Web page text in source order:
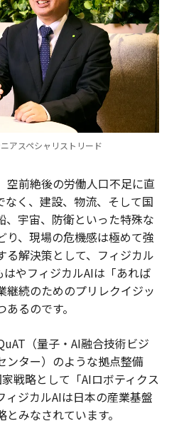
スペシャリストリード
空前絶後の労働人口不足に直
なく、建設、物流、そして国
、宇宙、防衛といった特殊な
り、現場の危機感は極めて強
る解決策として、フィジカル
やフィジカルAIは「あれば
継続のためのプリレクイジッ
るのです。
（量子・AI融合技術ビジ
ンター）のような拠点整備
戦略として「AIロボティクス
ジカルAIは日本の産業基盤
みなされています。